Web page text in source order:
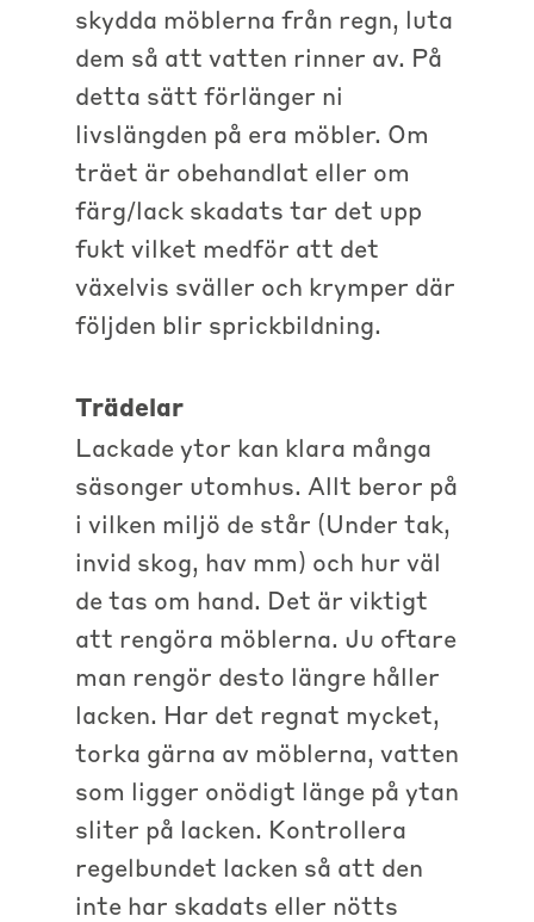
skydda möblerna från regn, luta
dem så att vatten rinner av. På
detta sätt förlänger ni
livslängden på era möbler. Om
träet är obehandlat eller om
färg/lack skadats tar det upp
fukt vilket medför att det
växelvis sväller och krymper där
följden blir sprickbildning.
Trädelar
Lackade ytor kan klara många
säsonger utomhus. Allt beror på
i vilken miljö de står (Under tak,
invid skog, hav mm) och hur väl
de tas om hand. Det är viktigt
att rengöra möblerna. Ju oftare
man rengör desto längre håller
lacken. Har det regnat mycket,
torka gärna av möblerna, vatten
som ligger onödigt länge på ytan
sliter på lacken. Kontrollera
regelbundet lacken så att den
inte har skadats eller nötts